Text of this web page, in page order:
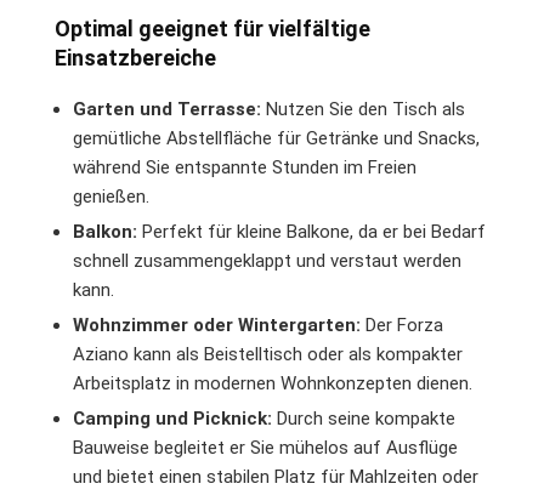
Optimal geeignet für vielfältige
Einsatzbereiche
Garten und Terrasse: Nutzen Sie den Tisch als
gemütliche Abstellfläche für Getränke und Snacks,
während Sie entspannte Stunden im Freien
genießen.
Balkon: Perfekt für kleine Balkone, da er bei Bedarf
schnell zusammengeklappt und verstaut werden
kann.
Wohnzimmer oder Wintergarten: Der Forza
Aziano kann als Beistelltisch oder als kompakter
Arbeitsplatz in modernen Wohnkonzepten dienen.
Camping und Picknick: Durch seine kompakte
Bauweise begleitet er Sie mühelos auf Ausflüge
und bietet einen stabilen Platz für Mahlzeiten oder